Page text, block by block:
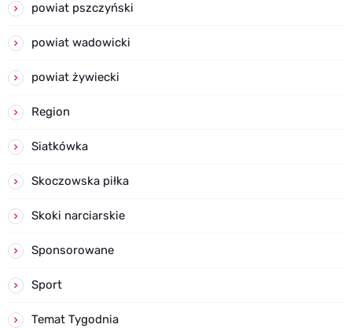
powiat pszczyński
powiat wadowicki
powiat żywiecki
Region
Siatkówka
Skoczowska piłka
Skoki narciarskie
Sponsorowane
Sport
Temat Tygodnia